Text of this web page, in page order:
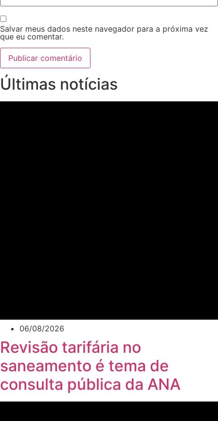
Salvar meus dados neste navegador para a próxima vez
que eu comentar.
Últimas notícias
06/08/2026
Revisão tarifária no
saneamento é tema de
consulta pública da ANA